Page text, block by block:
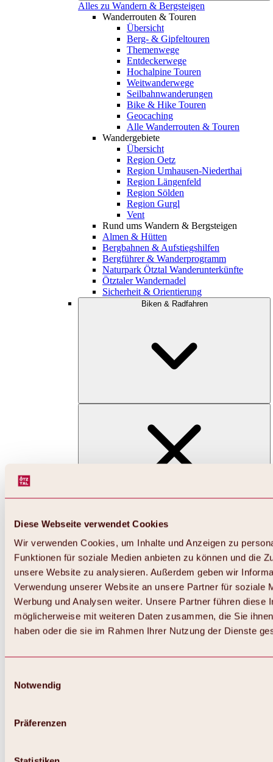
Diese Webseite verwendet Cookies
Wir verwenden Cookies, um Inhalte und Anzeigen zu
Funktionen für soziale Medien anbieten zu können und die
unsere Website zu analysieren. Außerdem geben wir
Verwendung unserer Website an unsere Partner für soziale
Werbung und Analysen weiter. Unsere Partner führen diese
möglicherweise mit weiteren Daten zusammen, die Sie
haben oder die sie im Rahmen Ihrer Nutzung der Dienste
Notwendig
Präferenzen
Alles zu Wandern & Bergsteigen
Wanderrouten & Touren
Übersicht
Berg- & Gipfeltouren
Themenwege
Entdeckerwege
Hochalpine Touren
Weitwanderwege
Seilbahnwanderungen
Bike & Hike Touren
Geocaching
Alle Wanderrouten & Touren
Wandergebiete
Übersicht
Region Oetz
Region Umhausen-Niederthai
Region Längenfeld
Region Sölden
Region Gurgl
Vent
Rund ums Wandern & Bergsteigen
Almen & Hütten
Bergbahnen & Aufstiegshilfen
Bergführer & Wanderprogramm
Naturpark Ötztal Wanderunterkünfte
Ötztaler Wandernadel
Sicherheit & Orientierung
Biken & Radfahren